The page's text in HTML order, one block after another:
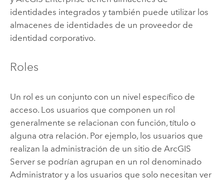
identidades integrados y también puede utilizar los
almacenes de identidades de un proveedor de
identidad corporativo.
Roles
Un rol es un conjunto con un nivel específico de
acceso. Los usuarios que componen un rol
generalmente se relacionan con función, título o
alguna otra relación. Por ejemplo, los usuarios que
realizan la administración de un sitio de ArcGIS
Serverse podrían agrupan en un rol denominado
Administrator y a los usuarios que solo necesitan ver